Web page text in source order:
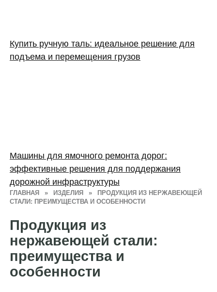
ГЛАВНАЯ » ИЗДЕЛИЯ »
ПРОДУКЦИЯ ИЗ НЕРЖАВЕЮЩЕЙ
СТАЛИ: ПРЕИМУЩЕСТВА И ОСОБЕННОСТИ
Продукция из
нержавеющей стали:
преимущества и
особенности
Купить ручную таль: идеальное решение для
подъема и перемещения грузов
Машины для ямочного ремонта дорог:
эффективные решения для поддержания
дорожной инфраструктуры